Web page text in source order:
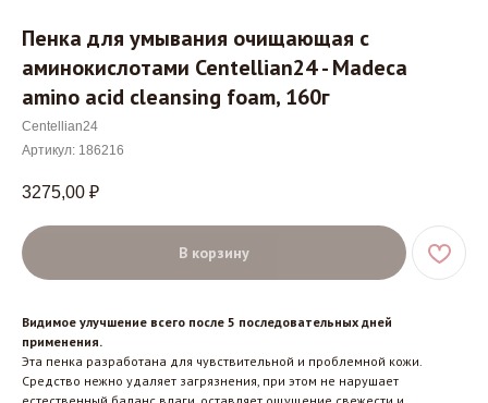
Пенка для умывания очищающая с
аминокислотами Centellian24 - Madeca
amino acid cleansing foam, 160г
Centellian24
Артикул: 186216
3275,00 ₽
В корзину
Видимое улучшение всего после 5 последовательных дней
применения.
Эта пенка разработана для чувствительной и проблемной кожи.
Средство нежно удаляет загрязнения, при этом не нарушает